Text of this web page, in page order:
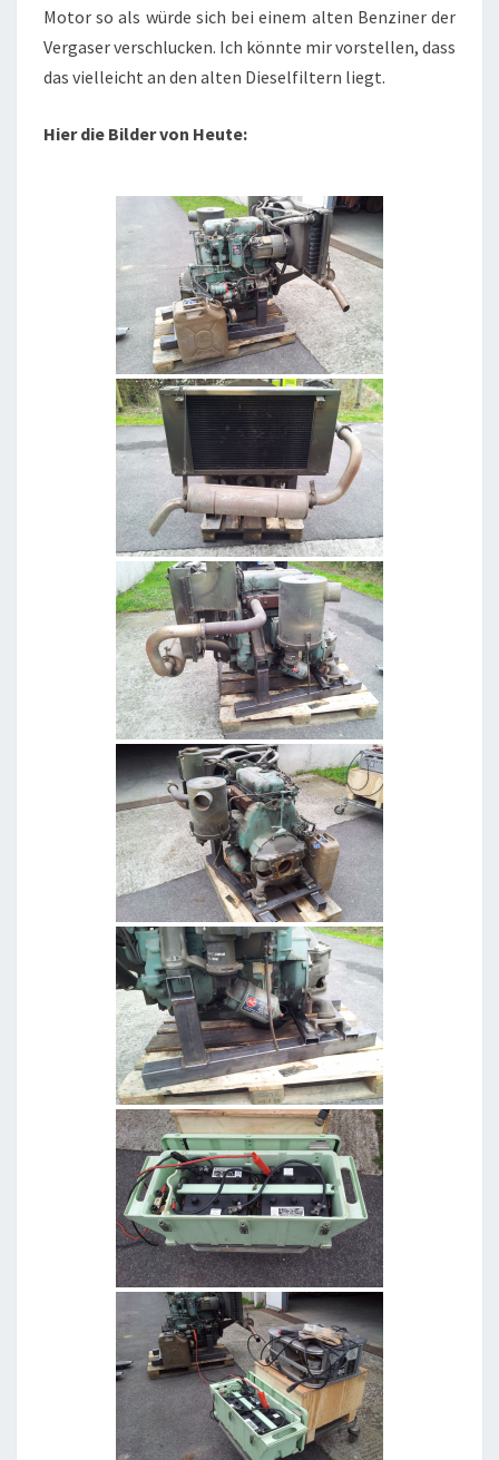
Motor so als würde sich bei einem alten Benziner der
Vergaser verschlucken. Ich könnte mir vorstellen, dass
das vielleicht an den alten Dieselfiltern liegt.
Hier die Bilder von Heute: